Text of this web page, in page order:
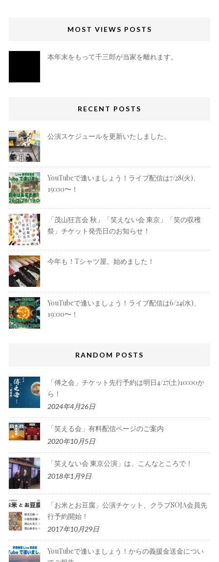
MOST VIEWS POSTS
本年末をもって千三郎が当家を離れます。
RECENT POSTS
公演スケジュールを更新いたしました。
YouTubeで逢いましょう！ライブ配信は7/28(火)、
19:00〜！
「茂山狂言会 秋」「笑えない会 東京」「笑の収穫
祭」チケット発売日のお知らせ！
今年も！Tシャツ屋、始めました！
YouTubeで逢いましょう！ライブ配信は6/24(水)、
19:00〜！
RANDOM POSTS
「傅之会」チケット先行予約は明日4/27(土)10:00か
ら！
2024年4月26日
「笑える会」有料配信ページのご案内
2020年10月5日
「笑えない会 東京公演」は、こんなところで！
2018年1月9日
「お米とお豆腐」公演チケット、クラブSOJA会員先
行予約開始！
2017年10月29日
YouTubeで逢いましょう！からの義援金送金につい